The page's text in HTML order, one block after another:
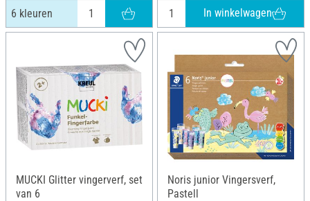
6 kleuren In winkelwagen
MUCKI Glitter vingerverf, set
van 6
Noris junior Vingersverf,
Pastell